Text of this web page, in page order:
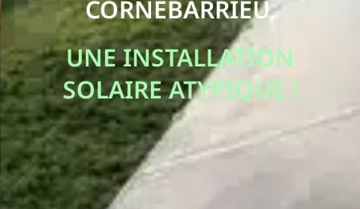
CORNEBARRIEU,
UNE INSTALLATION
SOLAIRE ATYPIQUE !